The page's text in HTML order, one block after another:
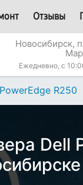
Отзывы
Новосибирск,
Ежедневно, с
PowerEdge R250
Dell